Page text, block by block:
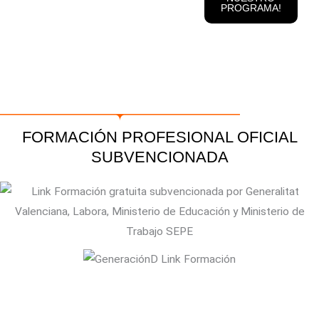
PROGRAMA!
FORMACIÓN PROFESIONAL OFICIAL
SUBVENCIONADA